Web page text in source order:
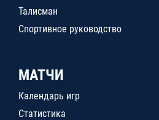
Талисман
Спортивное руководство
МАТЧИ
Календарь игр
Статистика